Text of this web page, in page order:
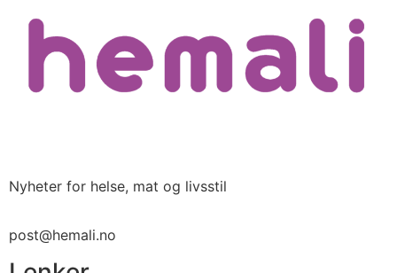
Nyheter for helse, mat og livsstil
post@hemali.no